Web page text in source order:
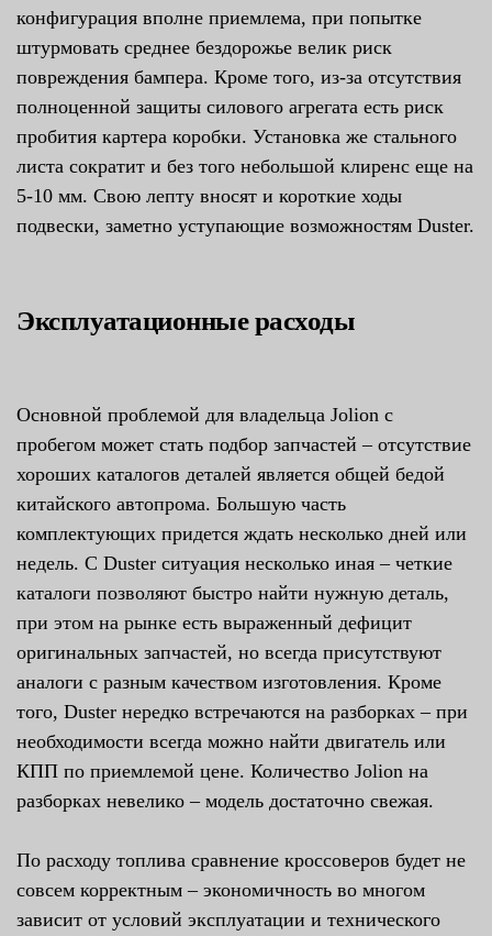
конфигурация вполне приемлема, при попытке
штурмовать среднее бездорожье велик риск
повреждения бампера. Кроме того, из-за отсутствия
полноценной защиты силового агрегата есть риск
пробития картера коробки. Установка же стального
листа сократит и без того небольшой клиренс еще на
5-10 мм. Свою лепту вносят и короткие ходы
подвески, заметно уступающие возможностям Duster.
Эксплуатационные расходы
Основной проблемой для владельца Jolion с
пробегом может стать подбор запчастей – отсутствие
хороших каталогов деталей является общей бедой
китайского автопрома. Большую часть
комплектующих придется ждать несколько дней или
недель. С Duster ситуация несколько иная – четкие
каталоги позволяют быстро найти нужную деталь,
при этом на рынке есть выраженный дефицит
оригинальных запчастей, но всегда присутствуют
аналоги с разным качеством изготовления. Кроме
того, Duster нередко встречаются на разборках – при
необходимости всегда можно найти двигатель или
КПП по приемлемой цене. Количество Jolion на
разборках невелико – модель достаточно свежая.
По расходу топлива сравнение кроссоверов будет не
совсем корректным – экономичность во многом
зависит от условий эксплуатации и технического